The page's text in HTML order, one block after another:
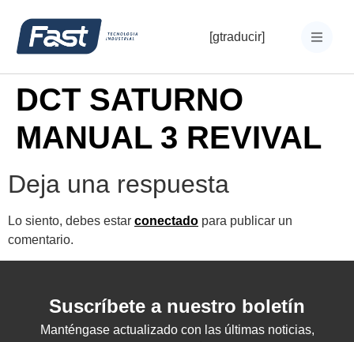
[gtraducir]
DCT SATURNO
MANUAL 3 REVIVAL
Deja una respuesta
Lo siento, debes estar conectado para publicar un
comentario.
Suscríbete a nuestro boletín
Manténgase actualizado con las últimas noticias,